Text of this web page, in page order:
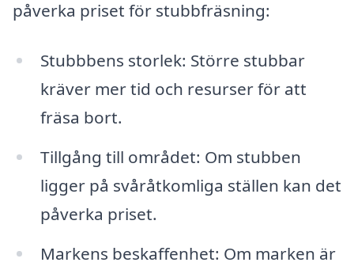
påverka priset för stubbfräsning:
Stubbbens storlek: Större stubbar
kräver mer tid och resurser för att
fräsa bort.
Tillgång till området: Om stubben
ligger på svåråtkomliga ställen kan det
påverka priset.
Markens beskaffenhet: Om marken är